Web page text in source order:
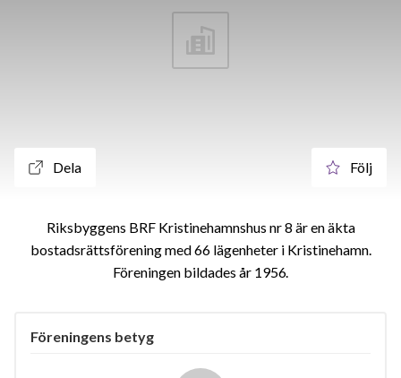
Dela Följ
Riksbyggens BRF Kristinehamnshus nr 8 är en äkta
bostadsrättsförening med 66 lägenheter i Kristinehamn.
Föreningen bildades år 1956
Föreningens betyg